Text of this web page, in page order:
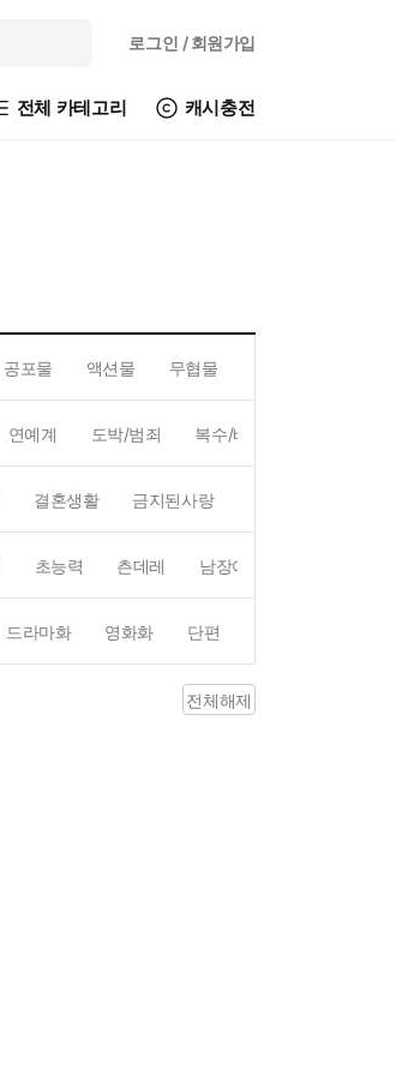
로그인 / 회원가입
전체 카테고리 캐시충전
공포물 액션물 무협물
연예계 도박/범죄 복수/배신
결혼생활 금지된사랑
초능력 츤데레 남장여자
드라마화 영화화 단편
전체해제